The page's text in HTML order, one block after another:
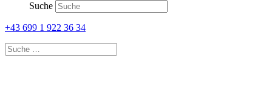
Suche
+43 699 1 922 36 34